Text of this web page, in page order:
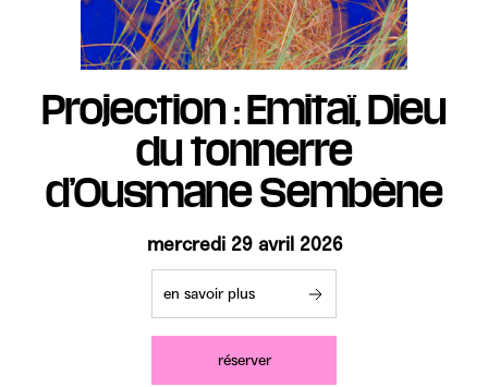
Projection : Emitaï, Dieu
du tonnerre
d’Ousmane Sembène
mercredi 29 avril 2026
en savoir plus
réserver